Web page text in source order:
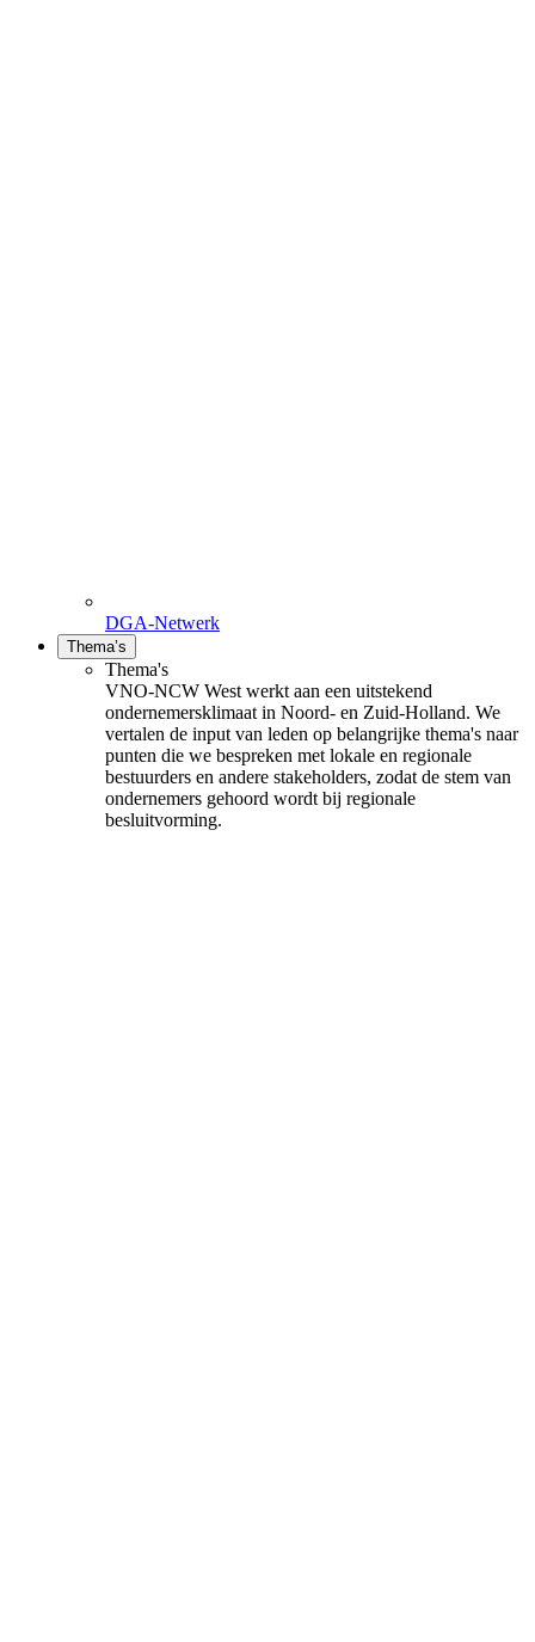
DGA-Netwerk
Thema’s
Thema's
VNO-NCW West werkt aan een uitstekend
ondernemersklimaat in Noord- en Zuid-Holland. We
vertalen de input van leden op belangrijke thema's naar
punten die we bespreken met lokale en regionale
bestuurders en andere stakeholders, zodat de stem van
ondernemers gehoord wordt bij regionale
besluitvorming.